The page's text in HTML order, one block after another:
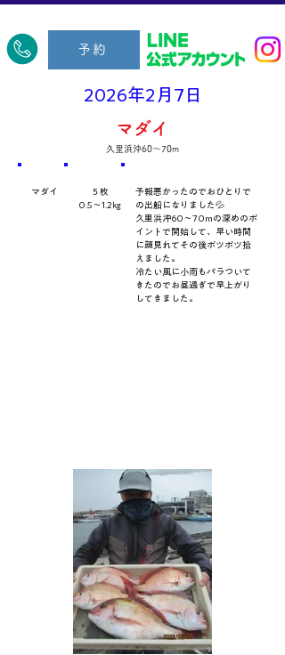
予約
2026年2月7日
マダイ
久里浜沖60～70m
予報悪かったのでおひとりで
の出船になりました💦
久里浜沖60～70mの深めのポ
イントで開始して、早い時間
に顔見れてその後ポツポツ拾
えました。
冷たい風に小雨もパラついて
きたのでお昼過ぎで早上がり
してきました。
５枚
0.5～1.2㎏
マダイ